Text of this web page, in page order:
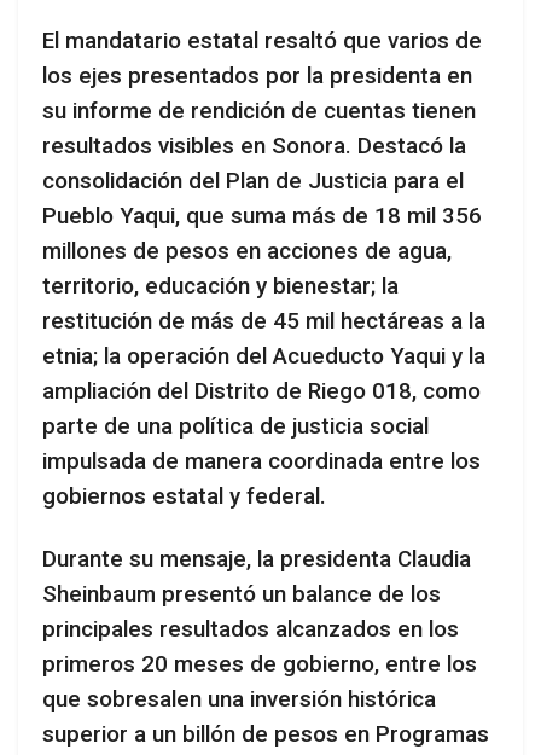
El mandatario estatal resaltó que varios de
los ejes presentados por la presidenta en
su informe de rendición de cuentas tienen
resultados visibles en Sonora. Destacó la
consolidación del Plan de Justicia para el
Pueblo Yaqui, que suma más de 18 mil 356
millones de pesos en acciones de agua,
territorio, educación y bienestar; la
restitución de más de 45 mil hectáreas a la
etnia; la operación del Acueducto Yaqui y la
ampliación del Distrito de Riego 018, como
parte de una política de justicia social
impulsada de manera coordinada entre los
gobiernos estatal y federal.
Durante su mensaje, la presidenta Claudia
Sheinbaum presentó un balance de los
principales resultados alcanzados en los
primeros 20 meses de gobierno, entre los
que sobresalen una inversión histórica
superior a un billón de pesos en Programas